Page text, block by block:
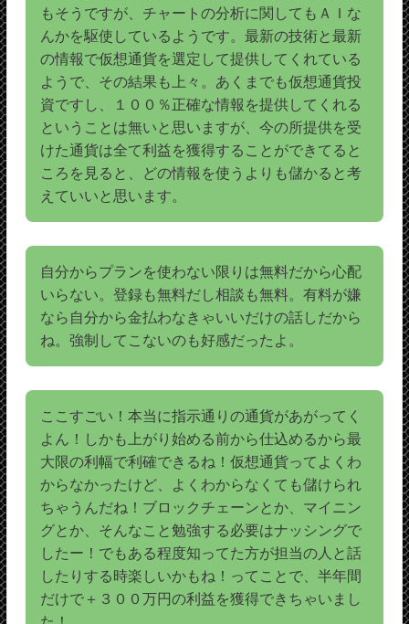
もそうですが、チャートの分析に関してもＡＩな
んかを駆使しているようです。最新の技術と最新
の情報で仮想通貨を選定して提供してくれている
ようで、その結果も上々。あくまでも仮想通貨投
資ですし、１００％正確な情報を提供してくれる
ということは無いと思いますが、今の所提供を受
けた通貨は全て利益を獲得することができてると
ころを見ると、どの情報を使うよりも儲かると考
えていいと思います。
自分からプランを使わない限りは無料だから心配
いらない。登録も無料だし相談も無料。有料が嫌
なら自分から金払わなきゃいいだけの話しだから
ね。強制してこないのも好感だったよ。
ここすごい！本当に指示通りの通貨があがってく
よん！しかも上がり始める前から仕込めるから最
大限の利幅で利確できるね！仮想通貨ってよくわ
からなかったけど、よくわからなくても儲けられ
ちゃうんだね！ブロックチェーンとか、マイニン
グとか、そんなこと勉強する必要はナッシングで
したー！でもある程度知ってた方が担当の人と話
したりする時楽しいかもね！ってことで、半年間
だけで＋３００万円の利益を獲得できちゃいまし